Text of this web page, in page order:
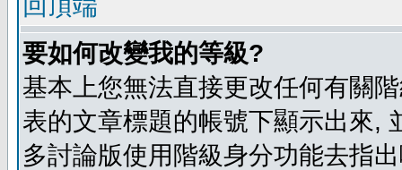
要如何改變我的等級?
基本上您無法直接更改任何有關
表的文章標題的帳號下顯示出來,
多討論版使用階級身分功能去指